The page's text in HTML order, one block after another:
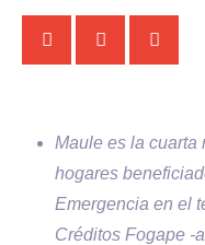
Maule es la cuarta
hogares
Emergencia en el
Créditos Fogape -